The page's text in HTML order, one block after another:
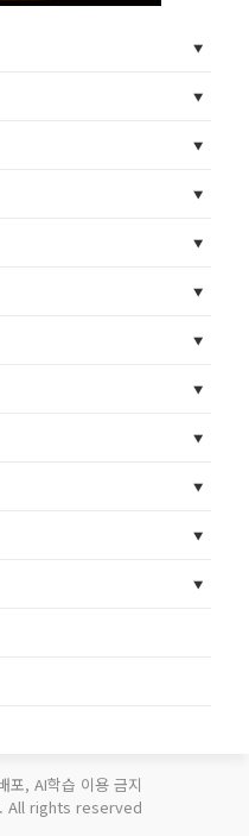
포, AI학습 이용 금지
. All rights reserved